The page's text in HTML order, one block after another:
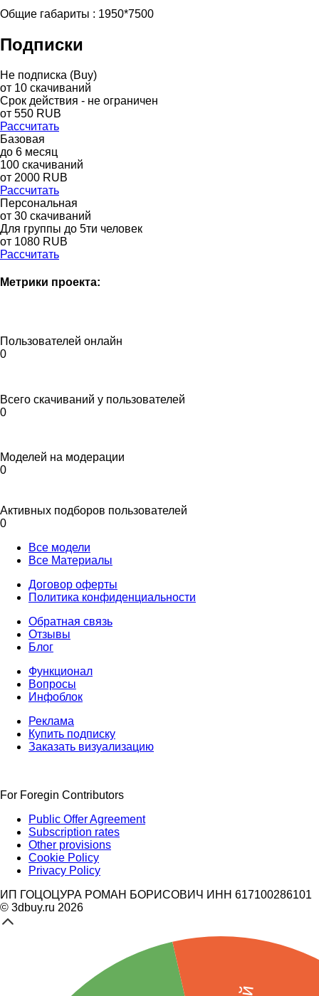
Общие габариты : 1950*7500
Подписки
Не подписка (Buy)
от 10 скачиваний
Срок действия - не ограничен
от 550 RUB
Рассчитать
Базовая
до 6 месяц
100 скачиваний
от 2000 RUB
Рассчитать
Персональная
от 30 скачиваний
Для группы до 5ти человек
от 1080 RUB
Рассчитать
Метрики проекта:
Пользователей онлайн
0
Всего скачиваний у пользователей
0
Моделей на модерации
0
Активных подборов пользователей
0
Все модели
Все Материалы
Договор оферты
Политика конфиденциальности
Обратная связь
Отзывы
Блог
Функционал
Вопросы
Инфоблок
Реклама
Купить подписку
Заказать визуализацию
For Foregin Contributors
Public Offer Agreement
Subscription rates
Other provisions
Cookie Policy
Privacy Policy
ИП ГОЦОЦУРА РОМАН БОРИСОВИЧ ИНН 617100286101
© 3dbuy.ru 2026